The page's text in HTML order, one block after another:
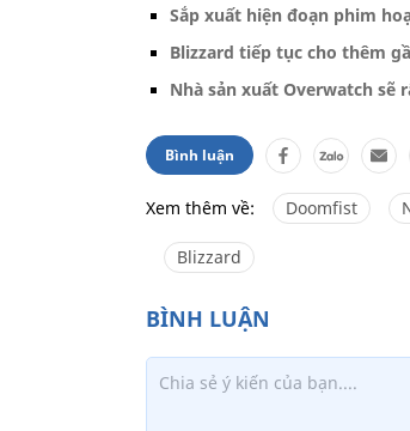
Sắp xuất hiện đoạn phim
Blizzard tiếp tục cho thêm
Nhà sản xuất Overwatch sẽ
Bình luận
Xem thêm về: Doomfist
Blizzard